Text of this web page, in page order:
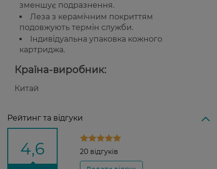
зменшує подразнення.
Леза з керамічним покриттям
подовжують термін служби.
Індивідуальна упаковка кожного
картриджа.
Країна-виробник:
Китай
Рейтинг та відгуки
4,6 20 відгуків